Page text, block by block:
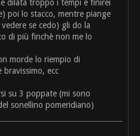
dilata troppo i tempi e finirei
poi lo stacco, mentre piange
se cedo) gli do la
di più finchè non me lo
morde lo riempio di
bravissimo, ecc
su 3 poppate (mi sono
sonellino pomeridiano)